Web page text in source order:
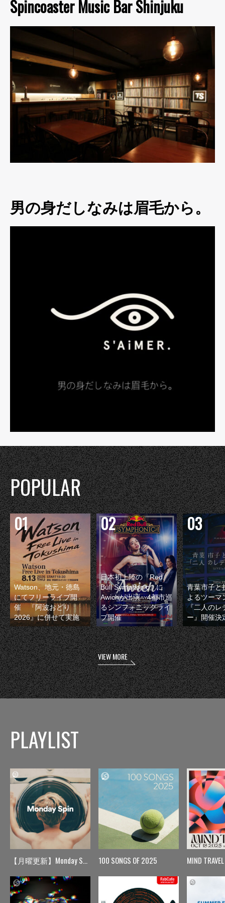
Spincoaster Music Bar Shinjuku
男の身だしなみは眉毛から。
POPULAR
Watson、地元・徳島
にてフリーライブ開
催 『阿波おどり
2026』に併せて実施
日本初上陸の『Red
Bull Symphonic』に
Awichが出演 4都市巡
るシンフォニックライ
ブ開催
青葉市子と
よるツーマ
『二人のレ
ー』開催決
VIEW MORE
PLAYLIST
【月曜更新】Monday Spin 100 SONGS OF 2025 MIND TRAVEL